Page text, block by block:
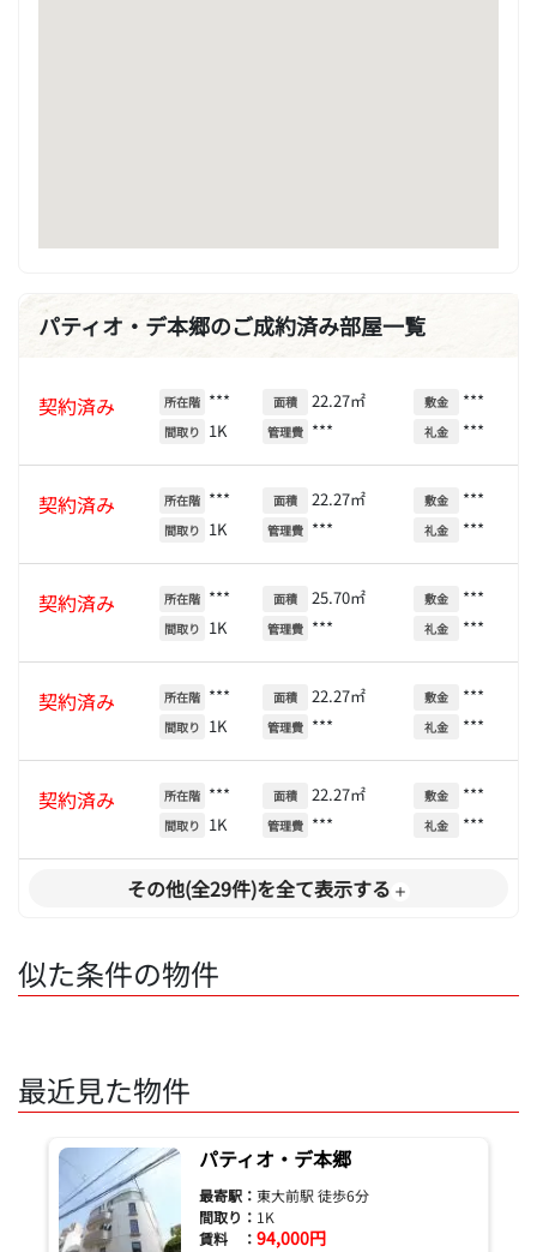
パティオ・デ本郷のご成約済み部屋一覧
契約済み 所在階 ***
間取り 1K
面積 22.27㎡
管理費 ***
敷金 ***
礼金 ***
契約済み 所在階 ***
間取り 1K
面積 22.27㎡
管理費 ***
敷金 ***
礼金 ***
契約済み 所在階 ***
間取り 1K
面積 25.70㎡
管理費 ***
敷金 ***
礼金 ***
契約済み 所在階 ***
間取り 1K
面積 22.27㎡
管理費 ***
敷金 ***
礼金 ***
契約済み 所在階 ***
間取り 1K
面積 22.27㎡
管理費 ***
敷金 ***
礼金 ***
その他(全29件)を全て表示する
似た条件の物件
最近見た物件
パティオ・デ本郷
最寄駅： 東大前駅 徒歩6分
間取り： 1K
賃料 ： 94,000円